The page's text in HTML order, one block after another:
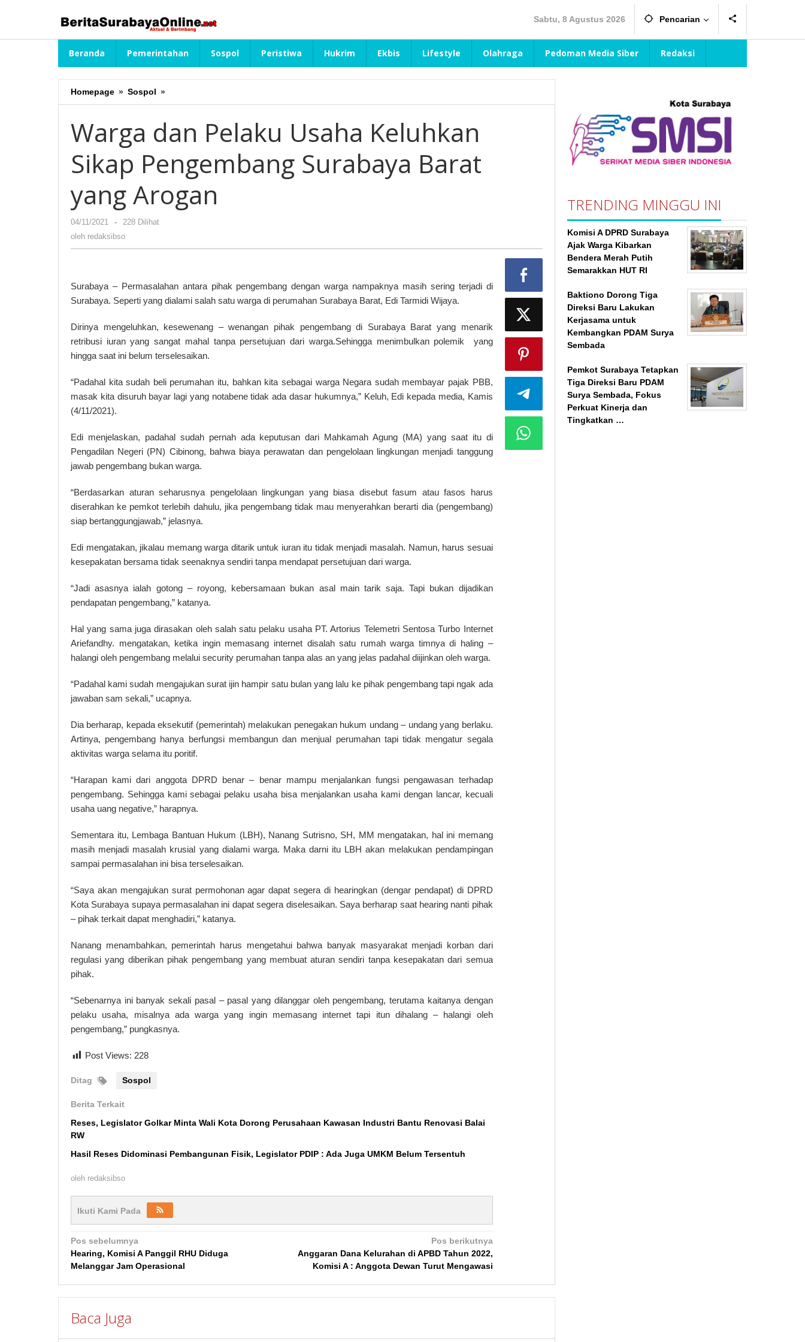
Sabtu, 8 Agustus 2026 Pencarian
Beranda Pemerintahan Sospol Peristiwa Hukrim Ekbis Lifestyle Olahraga Pedoman Media Siber Redaksi
Homepage » Sospol »
dan
Usaha
Keluhkan
Pengembang
Surabaya
Barat
yang
Warga dan Pelaku Usaha Keluhkan
Sikap Pengembang Surabaya Barat
yang Arogan
04/11/2021
oleh
redaksibso
-
228 Dilihat
oleh redaksibso
Surabaya – Permasalahan antara pihak pengembang dengan warga nampaknya masih sering terjadi di
Surabaya. Seperti yang dialami salah satu warga di perumahan Surabaya Barat, Edi Tarmidi Wijaya.
Dirinya mengeluhkan, kesewenang – wenangan pihak pengembang di Surabaya Barat yang menarik
retribusi iuran yang sangat mahal tanpa persetujuan dari warga.Sehingga menimbulkan polemik yang
hingga saat ini belum terselesaikan.
“Padahal kita sudah beli perumahan itu, bahkan kita sebagai warga Negara sudah membayar pajak PBB,
masak kita disuruh bayar lagi yang notabene tidak ada dasar hukumnya,” Keluh, Edi kepada media, Kamis
(4/11/2021).
Edi menjelaskan, padahal sudah pernah ada keputusan dari Mahkamah Agung (MA) yang saat itu di
Pengadilan Negeri (PN) Cibinong, bahwa biaya perawatan dan pengelolaan lingkungan menjadi tanggung
jawab pengembang bukan warga.
“Berdasarkan aturan seharusnya pengelolaan lingkungan yang biasa disebut fasum atau fasos harus
diserahkan ke pemkot terlebih dahulu, jika pengembang tidak mau menyerahkan berarti dia (pengembang)
siap bertanggungjawab,” jelasnya.
Edi mengatakan, jikalau memang warga ditarik untuk iuran itu tidak menjadi masalah. Namun, harus sesuai
kesepakatan bersama tidak seenaknya sendiri tanpa mendapat persetujuan dari warga.
“Jadi asasnya ialah gotong – royong, kebersamaan bukan asal main tarik saja. Tapi bukan dijadikan
pendapatan pengembang,” katanya.
Hal yang sama juga dirasakan oleh salah satu pelaku usaha PT. Artorius Telemetri Sentosa Turbo Internet
Ariefandhy. mengatakan, ketika ingin memasang internet disalah satu rumah warga timnya di haling –
halangi oleh pengembang melalui security perumahan tanpa alas an yang jelas padahal diijinkan oleh warga.
“Padahal kami sudah mengajukan surat ijin hampir satu bulan yang lalu ke pihak pengembang tapi ngak ada
jawaban sam sekali,” ucapnya.
Dia berharap, kepada eksekutif (pemerintah) melakukan penegakan hukum undang – undang yang berlaku.
Artinya, pengembang hanya berfungsi membangun dan menjual perumahan tapi tidak mengatur segala
aktivitas warga selama itu poritif.
“Harapan kami dari anggota DPRD benar – benar mampu menjalankan fungsi pengawasan terhadap
pengembang. Sehingga kami sebagai pelaku usaha bisa menjalankan usaha kami dengan lancar, kecuali
usaha uang negative,” harapnya.
Sementara itu, Lembaga Bantuan Hukum (LBH), Nanang Sutrisno, SH, MM mengatakan, hal ini memang
masih menjadi masalah krusial yang dialami warga. Maka darni itu LBH akan melakukan pendampingan
sampai permasalahan ini bisa terselesaikan.
“Saya akan mengajukan surat permohonan agar dapat segera di hearingkan (dengar pendapat) di DPRD
Kota Surabaya supaya permasalahan ini dapat segera diselesaikan. Saya berharap saat hearing nanti pihak
– pihak terkait dapat menghadiri,” katanya.
Nanang menambahkan, pemerintah harus mengetahui bahwa banyak masyarakat menjadi korban dari
regulasi yang diberikan pihak pengembang yang membuat aturan sendiri tanpa kesepakatan dari semua
pihak.
“Sebenarnya ini banyak sekali pasal – pasal yang dilanggar oleh pengembang, terutama kaitanya dengan
pelaku usaha, misalnya ada warga yang ingin memasang internet tapi itun dihalang – halangi oleh
pengembang,” pungkasnya.
Post Views: 228
Ditag Sospol
Berita Terkait
Reses, Legislator Golkar Minta Wali Kota Dorong Perusahaan Kawasan Industri Bantu Renovasi Balai
RW
Hasil Reses Didominasi Pembangunan Fisik, Legislator PDIP : Ada Juga UMKM Belum Tersentuh
oleh redaksibso
Ikuti Kami Pada
Navigasi
pos
Pos sebelumnya
Hearing, Komisi A Panggil RHU Diduga
Melanggar Jam Operasional
Pos berikutnya
Anggaran Dana Kelurahan di APBD Tahun 2022,
Komisi A : Anggota Dewan Turut Mengawasi
Baca Juga
TRENDING MINGGU INI
Komisi A DPRD Surabaya
Ajak Warga Kibarkan
Bendera Merah Putih
Semarakkan HUT RI
Baktiono Dorong Tiga
Direksi Baru Lakukan
Kerjasama untuk
Kembangkan PDAM Surya
Sembada
Pemkot Surabaya Tetapkan
Tiga Direksi Baru PDAM
Surya Sembada, Fokus
Perkuat Kinerja dan
Tingkatkan …